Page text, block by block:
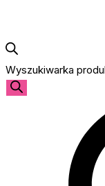
Wyszukiwarka